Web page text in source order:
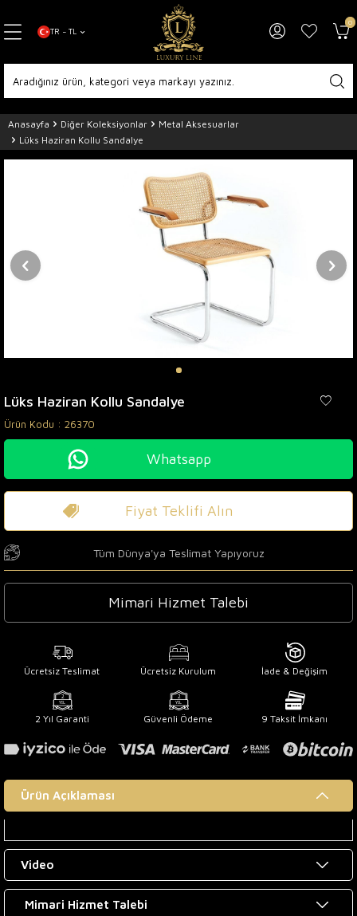
TR − TL
0
Anasayfa Diğer Koleksiyonlar
Metal Aksesuarlar
Lüks Haziran Kollu Sandalye
Lüks Haziran Kollu Sandalye
Ürün Kodu : 26370
Whatsapp
Fiyat Teklifi Alın
Tüm Dünya'ya Teslimat Yapıyoruz
Mimari Hizmet Talebi
Ücretsiz Teslimat Ücretsiz Kurulum İade & Değişim
2 Yıl Garanti Güvenli Ödeme 9 Taksit İmkanı
Ürün Açıklaması
Video
Mimari Hizmet Talebi